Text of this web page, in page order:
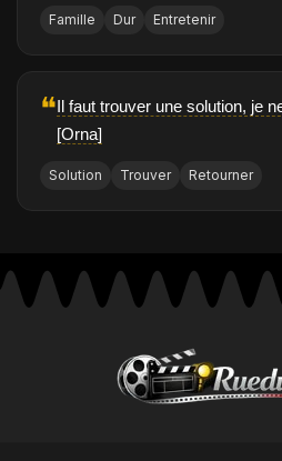
Famille Dur Entretenir
❝Il faut trouver une solution, je
[Orna]
Solution Trouver Retourner